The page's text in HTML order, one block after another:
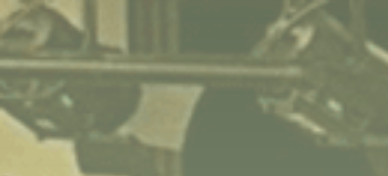
Här kan du läsa om vad
gjort och ska göra.